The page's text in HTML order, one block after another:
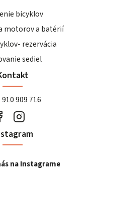
bicyklov
motorov a batérií
rezervácia
sediel
909 716
na Instagrame